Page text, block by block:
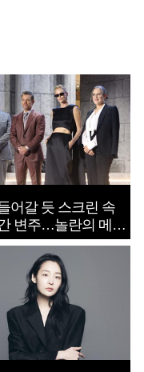
어갈 듯 스크린 속
변주…놀란의 메시
전쟁 속죄’